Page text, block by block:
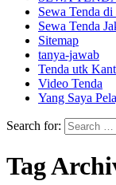
Sewa Tenda di
Sewa Tenda
Sitemap
tanya-jawab
Tenda utk
Video Tenda
Yang Saya
Search for:
Tag